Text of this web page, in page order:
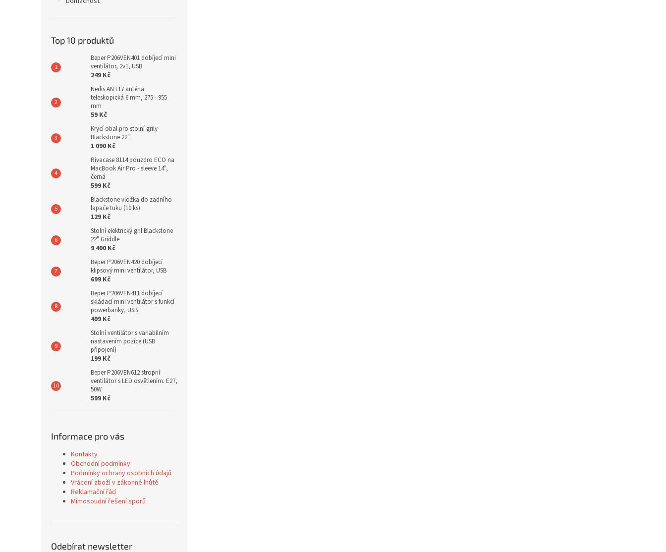
Top 10 produktů
Beper P206VEN401 dobíjecí mini
ventilátor, 2v1, USB
249 Kč
Nedis ANT17 anténa
teleskopická 6 mm, 275 - 955
mm
59 Kč
Krycí obal pro stolní grily
Blackstone 22"
1 090 Kč
Rivacase 8114 pouzdro ECO na
MacBook Air Pro - sleeve 14",
černá
599 Kč
Blackstone vložka do zadního
lapače tuku (10 ks)
129 Kč
Stolní elektrický gril Blackstone
22" Griddle
9 490 Kč
Beper P206VEN420 dobíjecí
klipsový mini ventilátor, USB
699 Kč
Beper P206VEN411 dobíjecí
skládací mini ventilátor s funkcí
powerbanky, USB
499 Kč
Stolní ventilátor s variabilním
nastavením pozice (USB
připojení)
199 Kč
Beper P206VEN612 stropní
ventilátor s LED osvětlením. E27,
50W
599 Kč
Informace pro vás
Kontakty
Obchodní podmínky
Podmínky ochrany osobních údajů
Vrácení zboží v zákonné lhůtě
Reklamační řád
Mimosoudní řešení sporů
Odebírat newsletter